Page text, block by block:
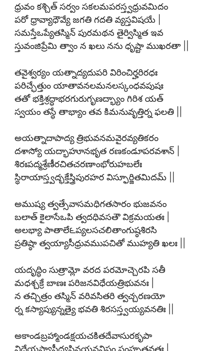
ధ్రువం కశ్చిత్ సర్వం సకలమపరస్త్వధ్రువమిదం
పరో ధ్రావ్యాధౌవ్యే జగతి గదతి వ్యస్తవిషయే |
సమస్తేఒప్యేతస్మిన్ పురమథన తైర్విస్మిత ఇవ
స్తువంజిప్రేమి త్వాం న ఖలు నను ధృష్టా ముఖరతా ||
తవైశ్వర్యం యత్నాద్యదుపరి విరించిర్హరిరధః
పరిచ్ఛేత్తుం యాతావనలమనలస్కంధవపుషః
తతో భక్తిశ్రద్ధాభరగురుగృణద్భ్యాం గిరిశ యత్
స్వయం తస్థే తాభ్యాం తవ కిమనువృత్తిర్న ఫలతి ||
అయత్నాదాపాద్య త్రిభువనమవైరవ్యతికరం
దశాస్యో యద్భాహూనభృత రణకండూపరవశాన్ |
శిరఃపద్మశ్రేణీరచితచరణాంభోరుహబలేః
స్థిరాయాస్త్వద్భక్తేస్త్రిపురహర విస్ఫూర్జితమిదమ్ ||
అముష్య త్వత్సేవాసమధిగతసారం భుజవనం
బలాత్ కైలాసేఒపి త్వదధివసతౌ విక్రమయతః |
అలభ్యా పాతాలే౬ప్యలసచలితాంగుష్ఠశిరసి
ప్రతిష్ఠా త్వయ్యాసీధ్రువముపచితో ముహ్యతి ఖలః ||
యదృద్ధిం సుత్రామ్లో వరద పరమోచ్చెరపి సతీ
మధశ్చక్రే బాణః పరిజనవిధేయత్రిభువనః |
న తచ్చిత్రం తస్మిన్ వరివసితరి త్వచ్చరణయో
ర్న కస్యాప్యున్నత్యై భవతి శిరసస్త్వయ్యవనతిః ||
అకాండబ్రహ్మాండక్షయచకితదేవాసురకృపా
విధేయస్యాసీద్యస్త్రినయనవిషం సంహృతవతః |